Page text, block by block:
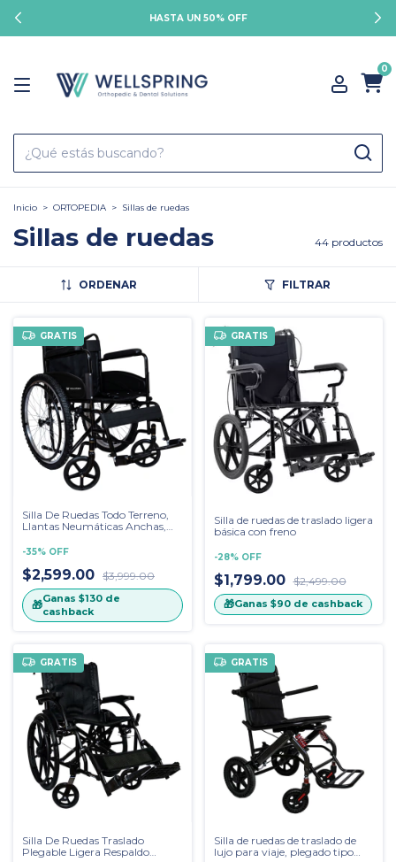
HASTA UN 50% OFF
0
Inicio > ORTOPEDIA > Sillas de ruedas
Sillas de ruedas 44 productos
ORDENAR FILTRAR
GRATIS
Silla De Ruedas Todo Terreno,
Llantas Neumáticas Anchas,
-35% OFF
$2,599.00 $3,999.00
🎁Ganas $130 de
cashback
GRATIS
Silla de ruedas de traslado ligera
básica con freno
-28% OFF
$1,799.00 $2,499.00
🎁Ganas $90de cashback
GRATIS
Silla De Ruedas Traslado
Plegable Ligera Respaldo
GRATIS
Silla de ruedas de traslado de
lujo para viaje, plegado tipo